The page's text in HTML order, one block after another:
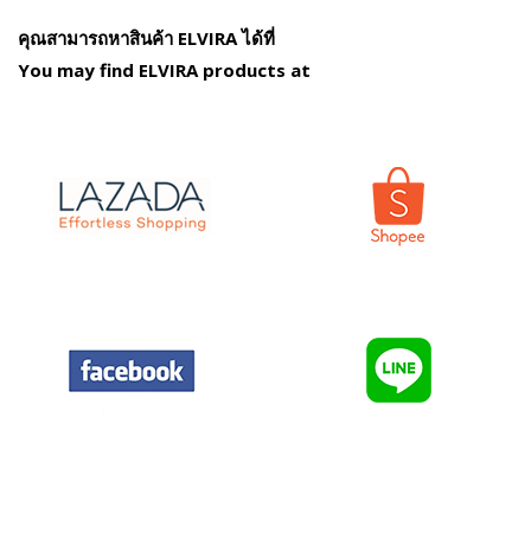
คุณสามารถหาสินค้า ELVIRA ได้ที่
You may find ELVIRA products at